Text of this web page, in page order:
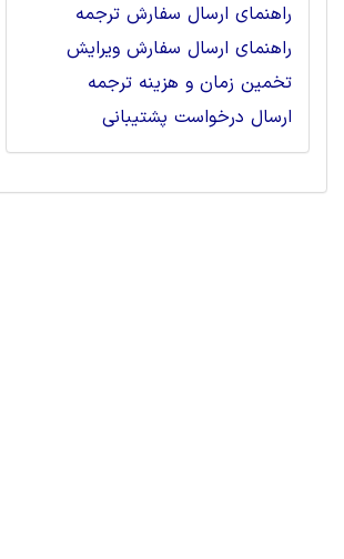
راهنمای ارسال سفارش ترجمه
راهنمای ارسال سفارش ویرایش
تخمین زمان و هزینه ترجمه
ارسال درخواست پشتیبانی